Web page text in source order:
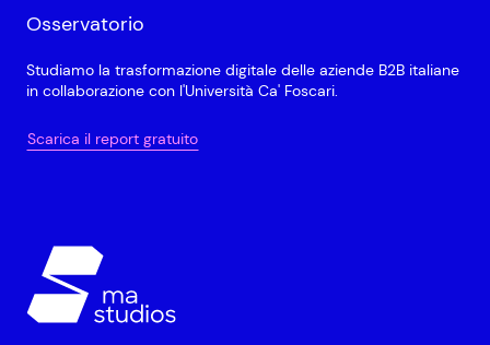
Osservatorio
Studiamo la trasformazione digitale delle aziende B2B italiane
in collaborazione con l'Università Ca' Foscari.
Scarica il report gratuito